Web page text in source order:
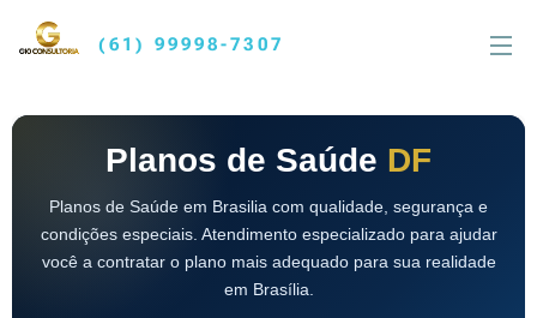
(61) 99998-7307
Planos de Saúde DF
Planos de Saúde em Brasilia com qualidade, segurança e
condições especiais. Atendimento especializado para ajudar
você a contratar o plano mais adequado para sua realidade
em Brasília.